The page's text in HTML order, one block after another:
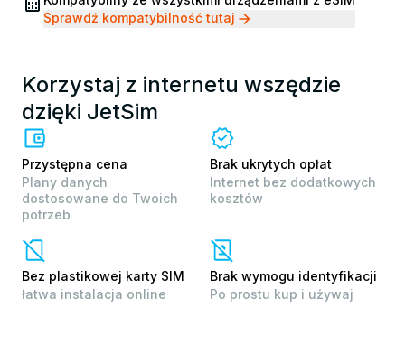
Sprawdź kompatybilność tutaj
Korzystaj z internetu wszędzie
dzięki JetSim
Przystępna cena
Plany danych
dostosowane do Twoich
potrzeb
Brak ukrytych opłat
Internet bez dodatkowych
kosztów
Bez plastikowej karty SIM
łatwa instalacja online
Brak wymogu identyfikacji
Po prostu kup i używaj